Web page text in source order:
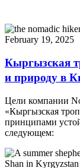
February 19, 2025
Кыргызская
и природу в
Цели компании
«Кыргызская
принципами
следующем: